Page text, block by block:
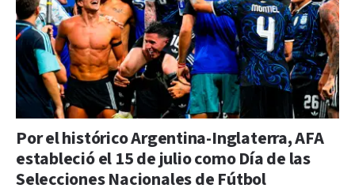
Por el histórico Argentina-Inglaterra, AFA
estableció el 15 de julio como Día de las
Selecciones Nacionales de Fútbol